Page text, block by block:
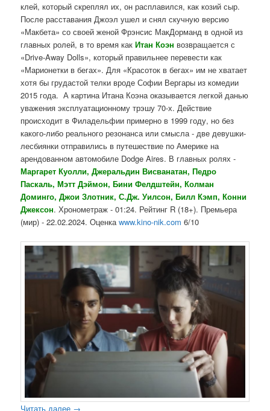
клей, который скреплял их, он расплавился, как козий сыр.
После расставания Джоэл ушел и снял скучную версию
«Макбета» со своей женой Фрэнсис МакДорманд в одной из
главных ролей, в то время какИтан Коэн возвращается с
«Drive-Away Dolls», который правильнее перевести как
«Марионетки в бегах». Для «Красоток в бегах» им не хватает
хотя бы грудастой телки вроде Софии Вергары из комедии
2015 года. А картина Итана Коэна оказывается легкой данью
уважения эксплуатационному трэшу 70-х. Действие
происходит в Филадельфии примерно в 1999 году, но без
какого-либо реального резонанса или смысла - две девушки-
лесбиянки отправились в путешествие по Америке на
арендованном автомобиле Dodge Aires. В главных ролях -
Маргарет Куолли, Джеральдин Висванатан, Педро
Паскаль, Мэтт Дэймон, Бини Фелдштейн, Колман
Доминго, Джои Злотник, С.Дж. Уилсон, Билл Кэмп, Конни
Джексон. Хронометраж - 01:24. Рейтинг R (18+). Премьера
(мир) - 22.02.2024. Оценкаwww.kino-nik.com 6/10
Читать далее →